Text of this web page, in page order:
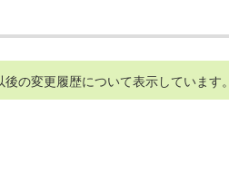
後の変更履歴について表示しています。